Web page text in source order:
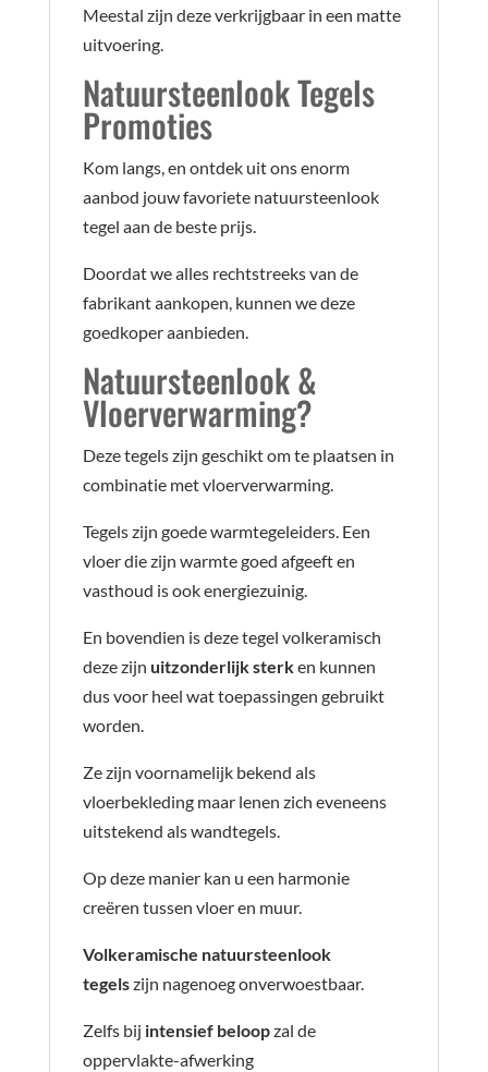
Meestal zijn deze verkrijgbaar in een matte
uitvoering.
Natuursteenlook Tegels
Promoties
Kom langs, en ontdek uit ons enorm
aanbod jouw favoriete natuursteenlook
tegel aan de beste prijs.
Doordat we alles rechtstreeks van de
fabrikant aankopen, kunnen we deze
goedkoper aanbieden.
Natuursteenlook &
Vloerverwarming?
Deze tegels zijn geschikt om te plaatsen in
combinatie met vloerverwarming.
Tegels zijn goede warmtegeleiders. Een
vloer die zijn warmte goed afgeeft en
vasthoud is ook energiezuinig.
En bovendien is deze tegel volkeramisch
deze zijn uitzonderlijk sterken kunnen
dus voor heel wat toepassingen gebruikt
worden.
Ze zijn voornamelijk bekend als
vloerbekleding maar lenen zich eveneens
uitstekend als wandtegels.
Op deze manier kan u een harmonie
creëren tussen vloer en muur.
Volkeramische natuursteenlook
tegelszijn nagenoeg onverwoestbaar.
Zelfs bij intensief beloopzal de
oppervlakte-afwerking